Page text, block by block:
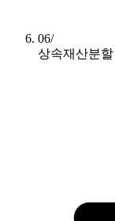
06/
상속재산분